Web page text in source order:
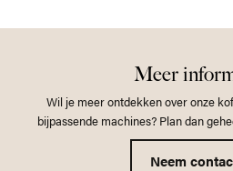
Meer
Wil je meer ontdekken over onze
bijpassende machines? Plan dan
Neem